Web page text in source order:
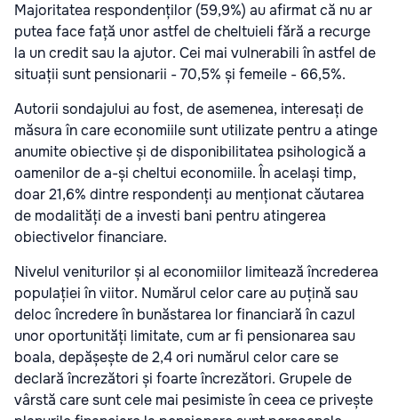
Majoritatea respondenților (59,9%) au afirmat că nu ar
putea face față unor astfel de cheltuieli fără a recurge
la un credit sau la ajutor. Cei mai vulnerabili în astfel de
situații sunt pensionarii - 70,5% și femeile - 66,5%.
Autorii sondajului au fost, de asemenea, interesați de
măsura în care economiile sunt utilizate pentru a atinge
anumite obiective și de disponibilitatea psihologică a
oamenilor de a-și cheltui economiile. În același timp,
doar 21,6% dintre respondenți au menționat căutarea
de modalități de a investi bani pentru atingerea
obiectivelor financiare.
Nivelul veniturilor și al economiilor limitează încrederea
populației în viitor. Numărul celor care au puțină sau
deloc încredere în bunăstarea lor financiară în cazul
unor oportunități limitate, cum ar fi pensionarea sau
boala, depășește de 2,4 ori numărul celor care se
declară încrezători și foarte încrezători. Grupele de
vârstă care sunt cele mai pesimiste în ceea ce privește